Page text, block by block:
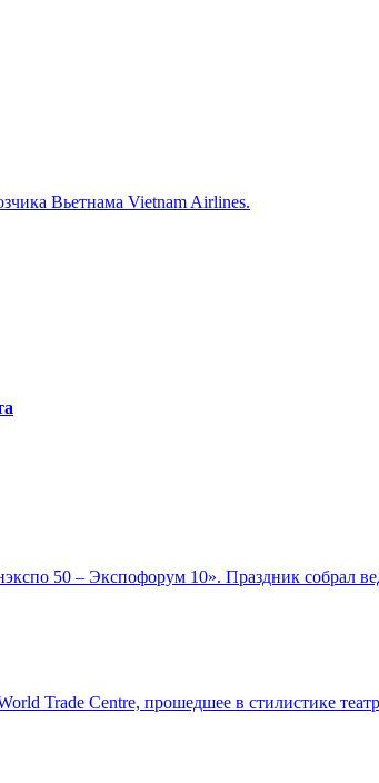
Вьетнама Vietnam Airlines.
50 – Экспофорум 10». Праздник собрал
Trade Centre, прошедшее в стилистике